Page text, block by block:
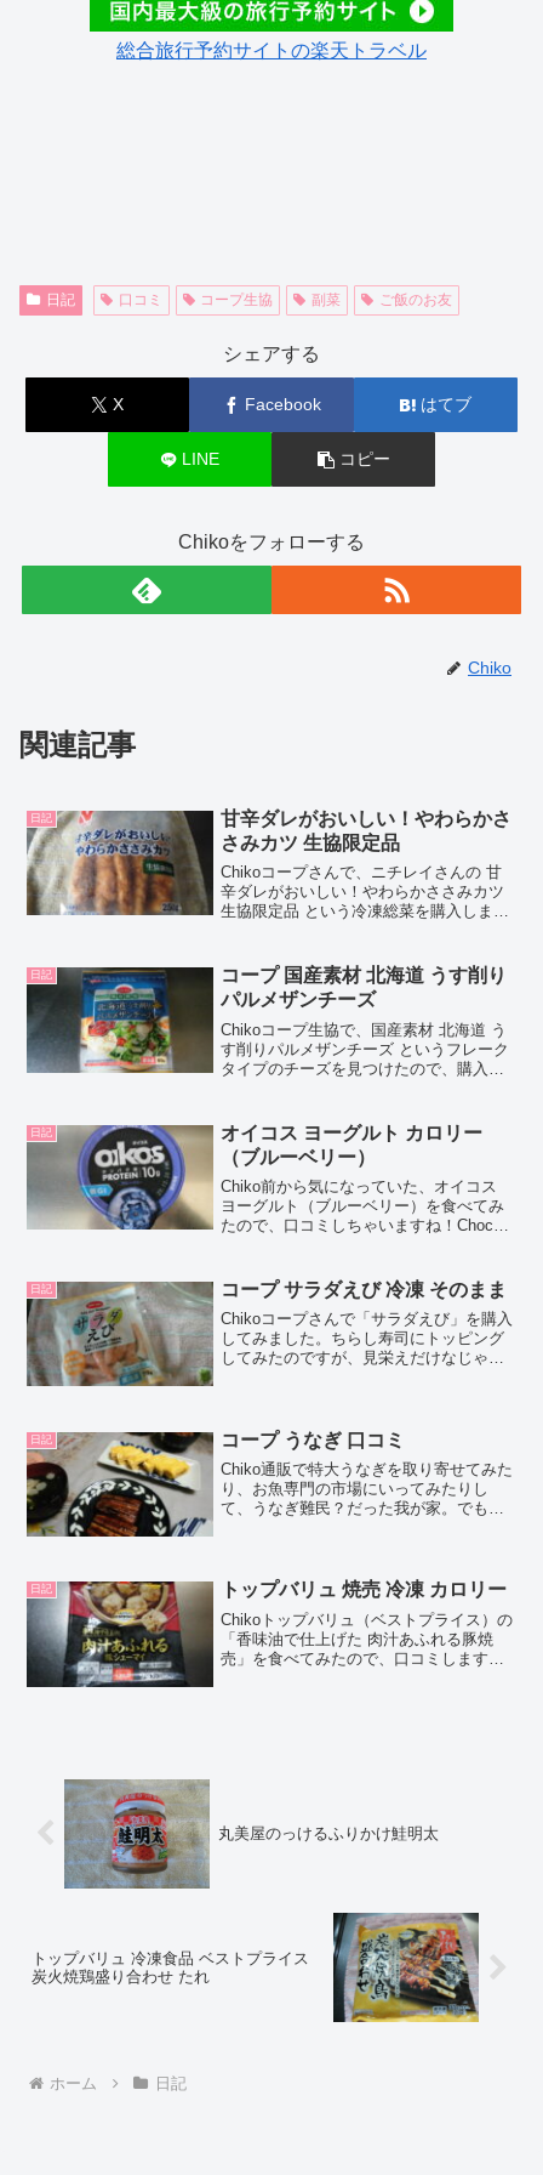
総合旅行予約サイトの楽天トラベル
日記 口コミ コープ生協 副菜 ご飯のお友
シェアする
X Facebook はてブ
LINE コピー
Chikoをフォローする
Chiko
関連記事
日記
甘辛ダレがおいしい！やわらかさ
さみカツ 生協限定品
Chikoコープさんで、ニチレイさんの 甘
辛ダレがおいしい！やわらかささみカツ
生協限定品 という冷凍総菜を購入しまし
は、甘辛ダレがおいしい！やわらかささ
みカツ ...
日記
コープ 国産素材 北海道 うす削り
パルメザンチーズ
Chikoコープ生協で、国産素材 北海道 う
す削りパルメザンチーズ というフレーク
タイプのチーズを見つけたので、購入し
チーズ の正直な口コミや、カロリーなど
の栄...
日記
オイコス ヨーグルト カロリー
（ブルーベリー）
Chiko前から気になっていた、オイコス
ヨーグルト（ブルーベリー）を食べてみ
たので、口コミしちゃいますね！Choco
ーなどの栄養成分について紹介するよ！
お買い得アイ...
日記 コープ サラダえび 冷凍 そのまま
Chikoコープさんで「サラダえび」を購入
してみました。ちらし寿司にトッピング
してみたのですが、見栄えだけなじゃく
口コミや、カロ...
日記 コープ うなぎ 口コミ
Chiko通販で特大うなぎを取り寄せてみた
り、お魚専門の市場にいってみたりし
て、うなぎ難民？だった我が家。でも昨
予約しちゃいました！...
日記 トップバリュ 焼売 冷凍 カロリー
Chikoトップバリュ（ベストプライス）の
「香味油で仕上げた 肉汁あふれる豚焼
売」を食べてみたので、口コミします！
丸美屋のっけるふりかけ鮭明太
トップバリュ 冷凍食品 ベストプライス
炭火焼鶏盛り合わせ たれ
ホーム 日記